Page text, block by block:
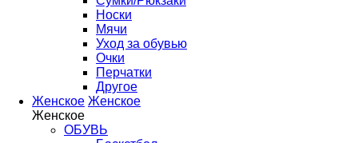
Носки
Мячи
Уход за обувью
Очки
Перчатки
Другое
Женское Женское
Женское
ОБУВЬ